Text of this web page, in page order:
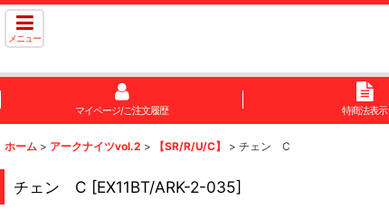
メニュー
マイページ/ご注文履歴 特商法表示
ホーム > アークナイツvol.2 > 【SR/R/U/C】 > チェン C
チェン C [EX11BT/ARK-2-035]